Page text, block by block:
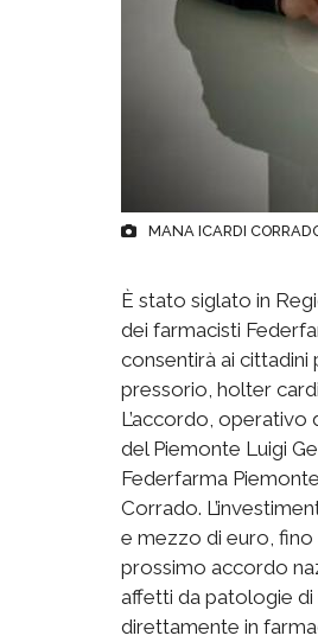
MANA ICARDI
È stato siglato in
dei farmacisti
consentirà ai
pressorio, holter
L’accordo, operativo
del Piemonte Luigi
Federfarma
Corrado.
e mezzo di euro, fino
prossimo accordo
affetti da patologie
direttamente in